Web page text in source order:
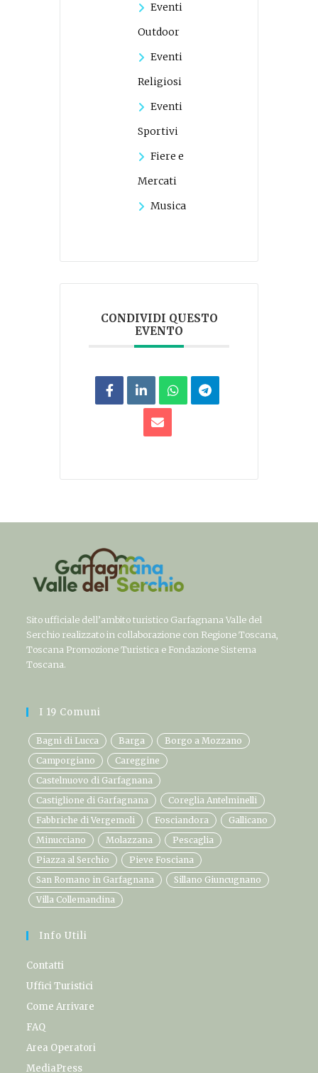
Eventi
Outdoor
Eventi
Religiosi
Eventi
Sportivi
Fiere e
Mercati
Musica
CONDIVIDI QUESTO
EVENTO
Sito ufficiale dell’ambito turistico Garfagnana Valle del
Serchio realizzato in collaborazione con Regione Toscana,
Toscana Promozione Turistica e Fondazione Sistema
Toscana.
I 19 Comuni
Bagni di Lucca Barga
Borgo a Mozzano
Camporgiano
Careggine
Castelnuovo di Garfagnana
Castiglione di Garfagnana
Coreglia Antelminelli
Fabbriche di Vergemoli
Fosciandora
Gallicano
Minucciano
Molazzana
Pescaglia
Piazza al Serchio
Pieve Fosciana
San Romano in Garfagnana
Sillano Giuncugnano
Villa Collemandina
Info Utili
Contatti
Uffici Turistici
Come Arrivare
FAQ
Area Operatori
MediaPress